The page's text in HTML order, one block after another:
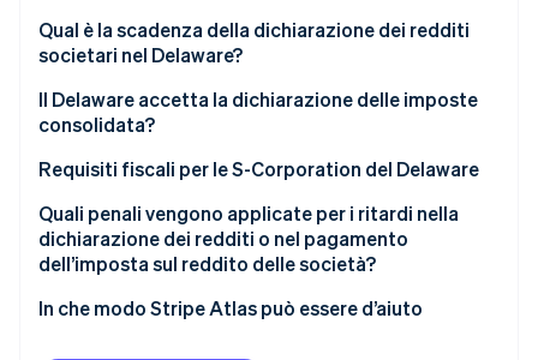
Qual è la scadenza della dichiarazione dei redditi
societari nel Delaware?
Il Delaware accetta la dichiarazione delle imposte
consolidata?
Requisiti fiscali per le S-Corporation del Delaware
Quali penali vengono applicate per i ritardi nella
dichiarazione dei redditi o nel pagamento
dell’imposta sul reddito delle società?
In che modo Stripe Atlas può essere d’aiuto
Registrazione su Atlas